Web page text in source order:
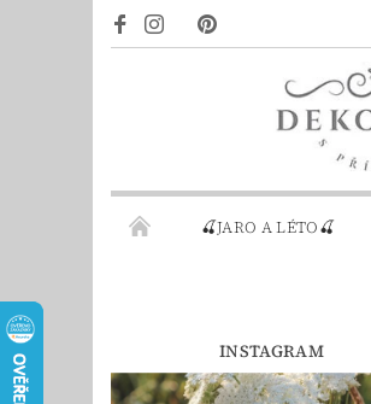
🍒JARO A LÉTO🍒
INSTAGRAM